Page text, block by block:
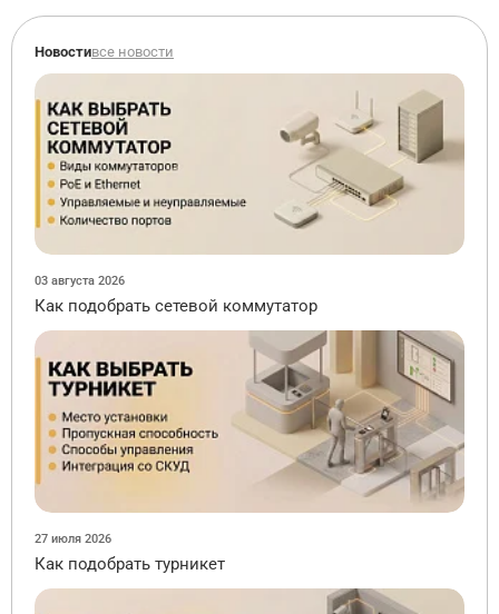
Новостивсе новости
03 августа 2026
Как подобрать сетевой коммутатор
27 июля 2026
Как подобрать турникет